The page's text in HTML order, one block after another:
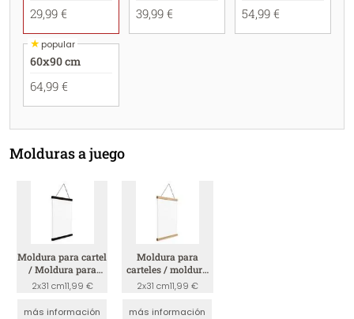
29,99 € 39,99 €
54,99 €
★popular
60x90 cm
64,99 €
Molduras a juego
Moldura para cartel
/ Moldura para
cuadro - Negro
2x31 cm11,99 €
más información
Moldura para
carteles / moldura
para cuadros -
madera
2x31 cm11,99 €
más información